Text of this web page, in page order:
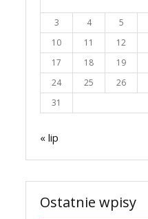
3
4 5
10
11 12
17
18 19
24
25 26
31
« lip
Ostatnie wpisy